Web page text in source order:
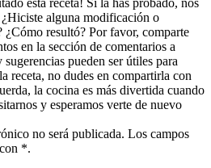
esta receta! Si la has probado, nos
alguna modificación o
¿Cómo resultó? Por favor, comparte
en la sección de comentarios a
pueden ser útiles para
receta, no dudes en compartirla con
la cocina es más divertida cuando
y esperamos verte de nuevo
no será publicada. Los campos
*.